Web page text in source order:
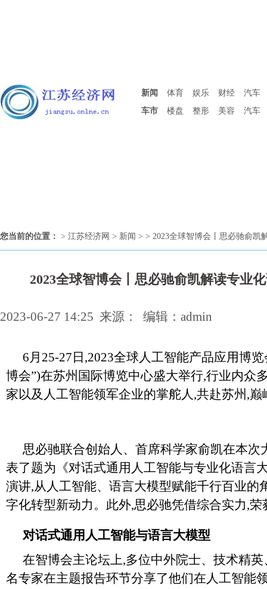
新闻 体育 娱乐 财经
汽车
车市
楼盘 整形 美容 汽车
您当前的位置： > 江苏经济网 > 新闻 > > 2023全球智博会丨思必驰俞凯
2023全球智博会丨思必驰俞凯解读专业
2023-06-27 14:25 来源： 编辑：admin
6月25-27日,2023全球人工智能产品应用博
博会”)在苏州国际博览中心盛大举行,行业内众
家以及人工智能领军企业的掌舵人,共赴苏州,巅
思必驰联合创始人、首席科学家俞凯在本次
表了题为《对话式通用人工智能与专业化语言
演讲,从人工智能、语言大模型赋能千行百业的
字化转型新动力。此外,思必驰凭借综合实力,荣
对话式通用人工智能与语言大模型
在智博会主论坛上,多位中外院士、技术精
名专家在主题报告环节分享了他们在人工智能